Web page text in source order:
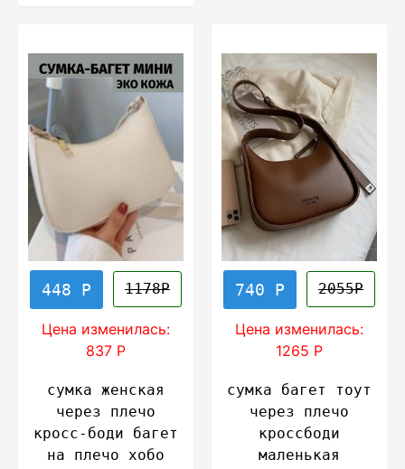
448 Р 1178Р
Цена изменилась:
837 Р
сумка женская
через плечo
кросс-боди багет
на плечо хобо
740 Р 2055Р
Цена изменилась:
1265 Р
сумка багет тоут
через плечо
кроссбоди
маленькая